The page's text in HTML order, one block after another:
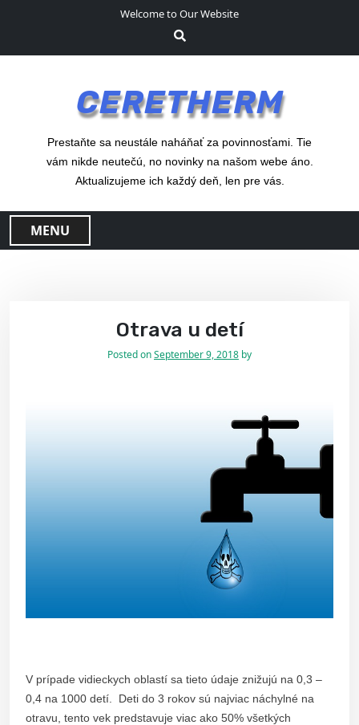
Welcome to Our Website
CERETHERM
Prestaňte sa neustále naháňať za povinnosťami. Tie
vám nikde neutečú, no novinky na našom webe áno.
Aktualizujeme ich každý deň, len pre vás.
MENU
Otrava u detí
Posted onSeptember 9, 2018 by
V prípade vidieckych oblastí sa tieto údaje znižujú na 0,3 –
0,4 na 1000 detí. Deti do 3 rokov sú najviac náchylné na
otravu, tento vek predstavuje viac ako 50% všetkých